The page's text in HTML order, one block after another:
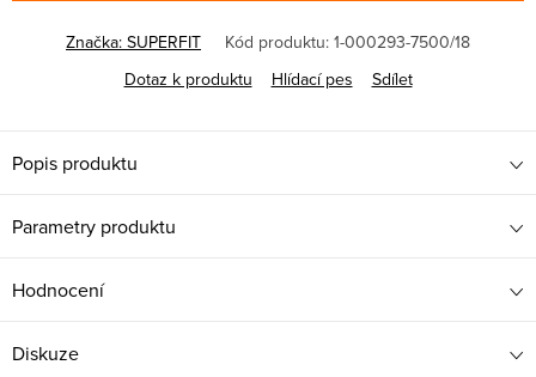
Značka: SUPERFIT Kód produktu: 1-000293-7500/18
Dotaz k produktu
Hlídací pes Sdílet
Popis produktu
Parametry produktu
Hodnocení
Diskuze